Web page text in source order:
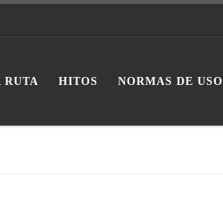
RUTA HITOS NORMAS DE USO